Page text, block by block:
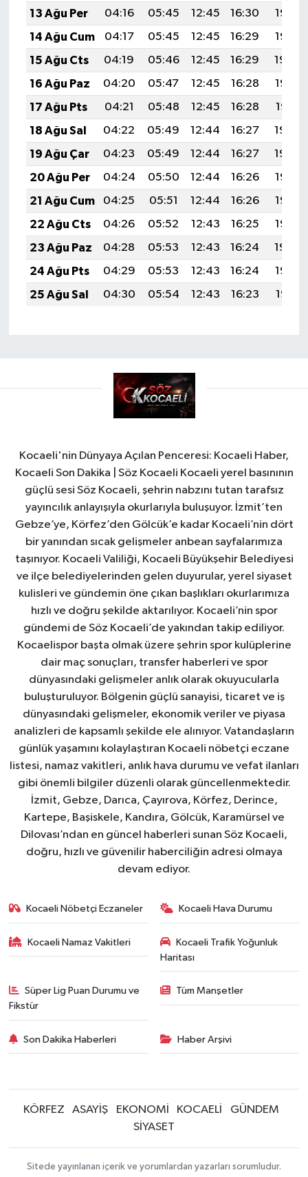
13 Ağu Per
04:16 05:45 12:45 16:30
19:36
14 Ağu Cum
04:17 05:45 12:45 16:29
19:35
15 Ağu Cts
04:19 05:46 12:45 16:29
19:34
16 Ağu Paz
04:20 05:47 12:45 16:28
19:33
17 Ağu Pts
04:21 05:48 12:45 16:28
19:31
18 Ağu Sal
04:22 05:49 12:44 16:27
19:30
19 Ağu Çar
04:23 05:49 12:44 16:27
19:29
20 Ağu Per
04:24 05:50 12:44 16:26
19:28
21 Ağu Cum
04:25 05:51 12:44 16:26
19:26
22 Ağu Cts
04:26 05:52 12:43 16:25
19:25
23 Ağu Paz
04:28 05:53 12:43 16:24
19:24
24 Ağu Pts
04:29 05:53 12:43 16:24
19:22
25 Ağu Sal
04:30 05:54 12:43 16:23 19:21
Kocaeli'nin Dünyaya Açılan Penceresi: Kocaeli Haber,
Kocaeli Son Dakika | Söz Kocaeli Kocaeli yerel basınının
güçlü sesi Söz Kocaeli, şehrin nabzını tutan tarafsız
yayıncılık anlayışıyla okurlarıyla buluşuyor. İzmit’ten
Gebze’ye, Körfez’den Gölcük’e kadar Kocaeli’nin dört
bir yanından sıcak gelişmeler anbean sayfalarımıza
taşınıyor. Kocaeli Valiliği, Kocaeli Büyükşehir Belediyesi
ve ilçe belediyelerinden gelen duyurular, yerel siyaset
kulisleri ve gündemin öne çıkan başlıkları okurlarımıza
hızlı ve doğru şekilde aktarılıyor. Kocaeli’nin spor
gündemi de Söz Kocaeli’de yakından takip ediliyor.
Kocaelispor başta olmak üzere şehrin spor kulüplerine
dair maç sonuçları, transfer haberleri ve spor
dünyasındaki gelişmeler anlık olarak okuyucularla
buluşturuluyor. Bölgenin güçlü sanayisi, ticaret ve iş
dünyasındaki gelişmeler, ekonomik veriler ve piyasa
analizleri de kapsamlı şekilde ele alınıyor. Vatandaşların
günlük yaşamını kolaylaştıran Kocaeli nöbetçi eczane
listesi, namaz vakitleri, anlık hava durumu ve vefat ilanları
gibi önemli bilgiler düzenli olarak güncellenmektedir.
İzmit, Gebze, Darıca, Çayırova, Körfez, Derince,
Kartepe, Başiskele, Kandıra, Gölcük, Karamürsel ve
Dilovası’ndan en güncel haberleri sunan Söz Kocaeli,
doğru, hızlı ve güvenilir haberciliğin adresi olmaya
devam ediyor.
Kocaeli Nöbetçi Eczaneler Kocaeli Hava Durumu
Kocaeli Namaz Vakitleri
Kocaeli Trafik Yoğunluk
Haritası
Süper Lig Puan Durumu ve
Fikstür
Tüm Manşetler
Son Dakika Haberleri Haber Arşivi
KÖRFEZ ASAYİŞ EKONOMİ KOCAELİ
GÜNDEM
SİYASET
Sitede yayınlanan içerik ve yorumlardan yazarları sorumludur.